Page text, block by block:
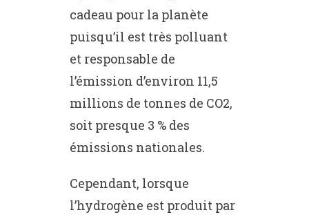
cadeau pour la planète
puisqu’il est très polluant
et responsable de
l’émission d’environ 11,5
millions de tonnes de CO2,
soit presque 3 % des
émissions nationales.
Cependant, lorsque
l’hydrogène est produit par